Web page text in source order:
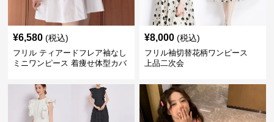
¥6,580 (税込)
フリル ティアードフレア袖なし
ミニワンピース 着痩せ体型カバ
¥8,000 (税込)
フリル袖切替花柄ワンピース
上品二次会